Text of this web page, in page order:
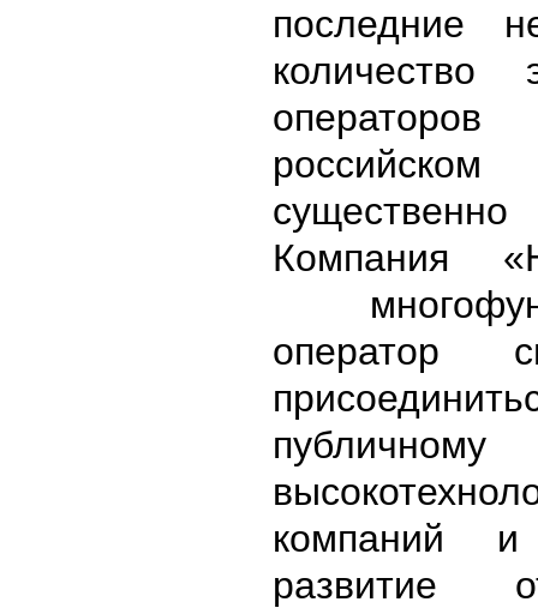
последние
количество
существенно
Компания
оператор
компаний и
развитие